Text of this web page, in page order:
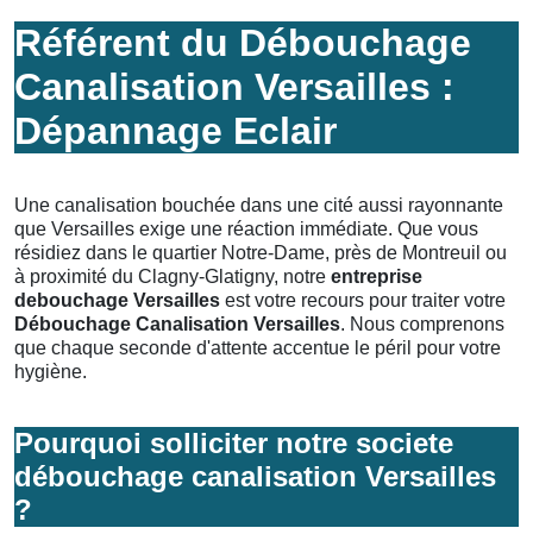
Référent du Débouchage
Canalisation Versailles :
Dépannage Eclair
Une canalisation bouchée dans une cité aussi rayonnante
que Versailles exige une réaction immédiate. Que vous
résidiez dans le quartier Notre-Dame, près de Montreuil ou
à proximité du Clagny-Glatigny, notre entreprise
debouchage Versailles est votre recours pour traiter votre
Débouchage Canalisation Versailles. Nous comprenons
que chaque seconde d'attente accentue le péril pour votre
hygiène.
Pourquoi solliciter notre societe
débouchage canalisation Versailles
?